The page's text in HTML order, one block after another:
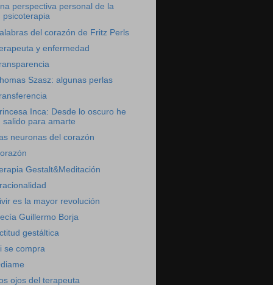
perspectiva personal de la
psicoterapia
del corazón de Fritz Perls
y enfermedad
Szasz: algunas perlas
Inca: Desde lo oscuro he
salido para amarte
neuronas del corazón
Gestalt&Meditación
es la mayor revolución
Guillermo Borja
gestáltica
se compra
ojos del terapeuta